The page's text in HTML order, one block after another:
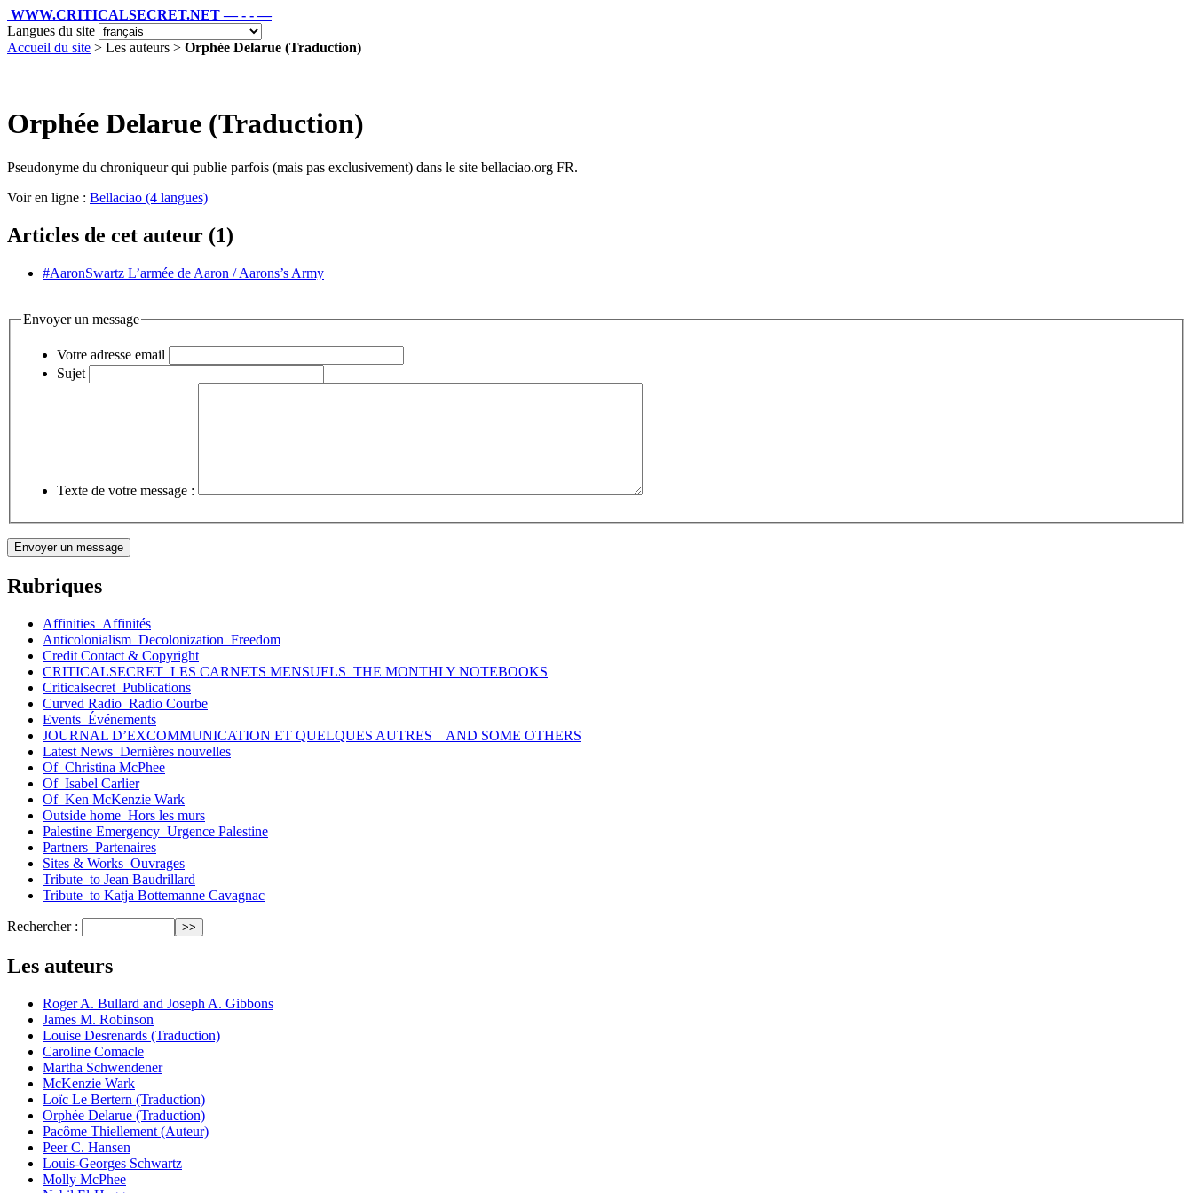
WWW.CRITICALSECRET.NET — - - —
Langues du site
Accueil du site > Les auteurs > Orphée Delarue (Traduction)
Orphée Delarue (Traduction)
Pseudonyme du chroniqueur qui publie parfois (mais pas exclusivement) dans le site bellaciao.org FR.
Voir en ligne : Bellaciao (4 langues)
Articles de cet auteur (1)
#AaronSwartz L’armée de Aaron / Aarons’s Army
Envoyer un message
Votre adresse email
Sujet
Texte de votre message :
Rubriques
Affinities_Affinités
Anticolonialism_Decolonization_Freedom
Credit Contact & Copyright
CRITICALSECRET_LES CARNETS MENSUELS_THE MONTHLY NOTEBOOKS
Criticalsecret_Publications
Curved Radio_Radio Courbe
Events_Événements
JOURNAL D’EXCOMMUNICATION ET QUELQUES AUTRES _ AND SOME OTHERS
Latest News_Dernières nouvelles
Of_Christina McPhee
Of_Isabel Carlier
Of_Ken McKenzie Wark
Outside home_Hors les murs
Palestine Emergency_Urgence Palestine
Partners_Partenaires
Sites & Works_Ouvrages
Tribute_to Jean Baudrillard
Tribute_to Katja Bottemanne Cavagnac
Rechercher :
Les auteurs
Roger A. Bullard and Joseph A. Gibbons
James M. Robinson
Louise Desrenards (Traduction)
Caroline Comacle
Martha Schwendener
McKenzie Wark
Loïc Le Bertern (Traduction)
Orphée Delarue (Traduction)
Pacôme Thiellement (Auteur)
Peer C. Hansen
Louis-Georges Schwartz
Molly McPhee